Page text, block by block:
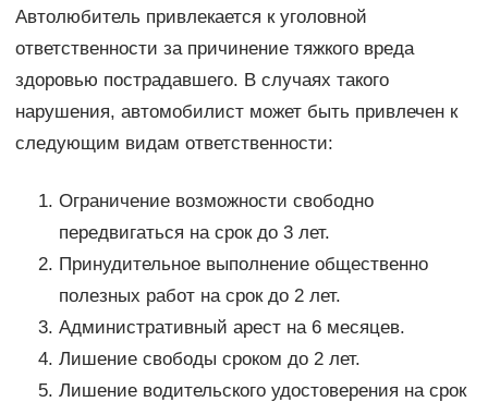
Автолюбитель привлекается к уголовной
ответственности за причинение тяжкого вреда
здоровью пострадавшего. В случаях такого
нарушения, автомобилист может быть привлечен к
следующим видам ответственности:
Ограничение возможности свободно
передвигаться на срок до 3 лет.
Принудительное выполнение общественно
полезных работ на срок до 2 лет.
Административный арест на 6 месяцев.
Лишение свободы сроком до 2 лет.
Лишение водительского удостоверения на срок